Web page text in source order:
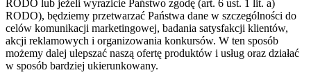
RODO lub jeżeli wyrazicie Państwo zgodę (art. 6 ust. 1 lit. a)
RODO), będziemy przetwarzać Państwa dane w szczególności do
celów komunikacji marketingowej, badania satysfakcji klientów,
akcji reklamowych i organizowania konkursów. W ten sposób
możemy dalej ulepszać naszą ofertę produktów i usług oraz działać
w sposób bardziej ukierunkowany.